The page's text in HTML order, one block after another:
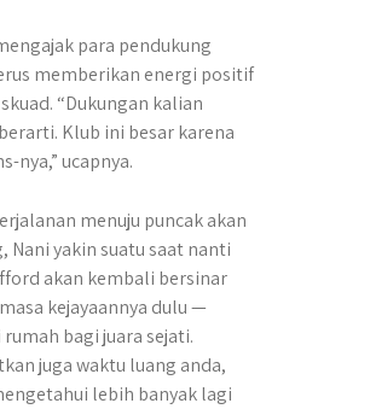
para pendukung
memberikan energi positif
“Dukungan kalian
Klub ini besar karena
nya,” ucapnya.
menuju puncak akan
Nani yakin suatu saat nanti
akan kembali bersinar
kejayaannya dulu —
bagi juara sejati.
juga waktu luang anda,
lebih banyak lagi